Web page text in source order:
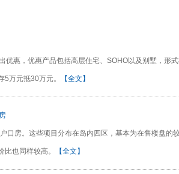
优惠，优惠产品包括高层住宅、SOHO以及别墅，形
万元抵30万元。 【全文】
口房。这些项目分布在岛内四区，基本为在售楼盘的
也同样较高。 【全文】